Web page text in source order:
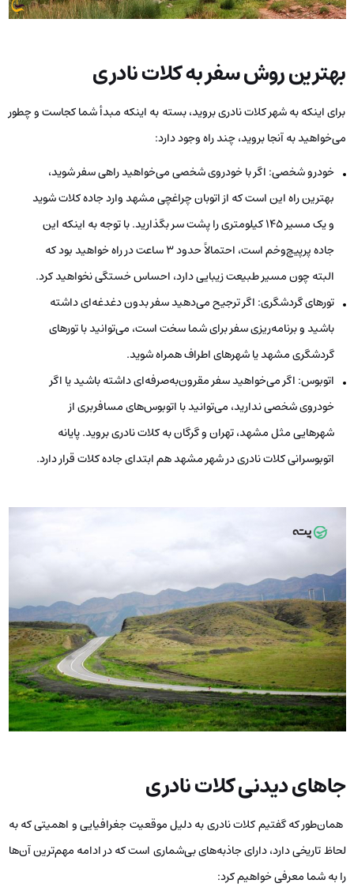
بهترین روش سفر به کلات نادری
برای اینکه به شهر کلات نادری بروید، بسته به اینکه مبدأ شما کجاست و چطور
می‌خواهید به آنجا بروید، چند راه وجود دارد:
خودرو شخصی: اگر با خودروی شخصی می‌خواهید راهی سفر شوید،
بهترین راه این است که از اتوبان چراغچی مشهد وارد جاده کلات شوید
و یک مسیر ۱۴۵ کیلومتری را پشت سر بگذارید. با توجه به اینکه این
جاده پرپیچ‌وخم است، احتمالاً حدود ۳ ساعت در راه خواهید بود که
البته چون مسیر طبیعت زیبایی دارد، احساس خستگی نخواهید کرد.
تورهای گردشگری: اگر ترجیح می‌دهید سفر بدون دغدغه‌ای داشته
باشید و برنامه‌ریزی سفر برای شما سخت است، می‌توانید با تورهای
گردشگری مشهد یا شهرهای اطراف همراه شوید.
اتوبوس: اگر می‌خواهید سفر مقرون‌به‌صرفه‌ای داشته باشید یا اگر
خودروی شخصی ندارید، می‌توانید با اتوبوس‌های مسافربری از
شهرهایی مثل مشهد، تهران و گرگان به کلات نادری بروید. پایانه
اتوبوسرانی کلات نادری در شهر مشهد هم ابتدای جاده کلات قرار دارد.
جاهای دیدنی کلات نادری
همان‌طور که گفتیم کلات نادری به دلیل موقعیت جغرافیایی و اهمیتی که به
لحاظ تاریخی دارد،‌ دارای جاذبه‌های بی‌شماری است که در ادامه مهم‌ترین آن‌ها
را به شما معرفی خواهیم کرد: